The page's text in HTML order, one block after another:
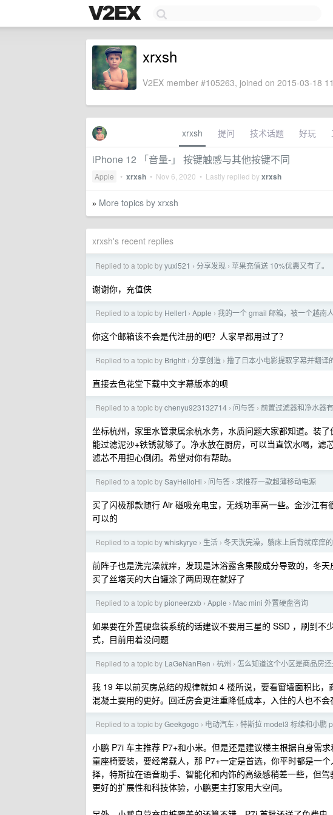
xrxsh
V2EX member #105263, joined on 2015-03-18
xrxsh 提问 技术话题 好玩
iPhone 12 「音量-」 按键触感与其他按键不同
Apple • xrxsh • Nov 6, 2020 • Lastly replied byxrxsh
» More topics by xrxsh
xrxsh's recent replies
Replied to a topic byyuxi521 › 分享发现 › 苹果充值送 10%优惠又有了。
谢谢你，充值侠
Replied to a topic by Hellert › Apple › 我的一个 gmail 邮箱，被一个越南
你这个邮箱该不会是代注册的吧？人家早都用过了？
Replied to a topic by Brightt › 分享创造 › 撸了日本小电影提取字幕并翻译
直接去色花堂下载中文字幕版本的呗
Replied to a topic bychenyu923132714 › 问与答 › 前置过滤器和净水器
坐标杭州，家里水管隶属余杭水务，水质问题大家都知道。装
能过滤泥沙+铁锈就够了。净水放在厨房，可以当直饮水喝，
滤芯不用担心倒闭。希望对你有帮助。
Replied to a topic bySayHelloHi › 问与答 › 求推荐一款超薄移动电源
买了闪极那款随行 Air 磁吸充电宝，无线功率高一些。金沙江
可以的
Replied to a topic bywhiskyrye › 生活 › 冬天洗完澡，躺床上后背就痒痒
前阵子也是洗完澡就痒，发现是沐浴露含果酸成分导致的，冬
买了丝塔芙的大白罐涂了两周现在就好了
Replied to a topic bypioneerzxb › Apple › Mac mini 外置硬盘咨询
如果要在外置硬盘装系统的话建议不要用三星的 SSD ，刷到
式，目前用着没问题
Replied to a topic by LaGeNanRen › 杭州 › 怎么知道这个小区是商品房
我 19 年以前买房总结的规律就如 4 楼所说，要看窗墙面积比
混凝土要用的更好。回迁房会更注重降低成本，入住的人也不
Replied to a topic byGeekgogo › 电动汽车 › 特斯拉 model3 标续和小鹏
小鹏 P7i 车主推荐 P7+和小米。但是还是建议楼主根据自身需
童座椅要装，要经常载人，那 P7+一定是首选，你平时都是一
择，特斯拉在语音助手、智能化和内饰的高级感稍差一些，但
更好的扩展性和科技体验，小鹏更主打家用大空间。